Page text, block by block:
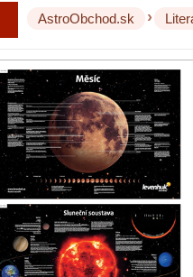
AstroObchod.sk ›